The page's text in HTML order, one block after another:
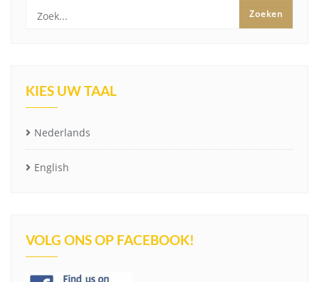
KIES UW TAAL
Nederlands
English
VOLG ONS OP FACEBOOK!